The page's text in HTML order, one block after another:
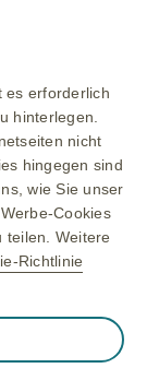
es erforderlich
hinterlegen.
nicht
hingegen sind
wie Sie unser
Cookies
teilen. Weitere
Richtlinie
Cookies
❮